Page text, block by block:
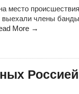
место
выехали члены
More →